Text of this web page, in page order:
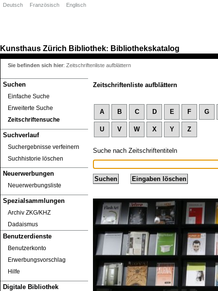
Kunsthaus Zürich Bibliothek: Bibliothekskatalog
Suchen
Einfache Suche
Erweiterte Suche
Zeitschriftensuche
Suchverlauf
Suchergebnisse verfeinern
Suchhistorie löschen
Neuerwerbungen
Neuerwerbungsliste
Spezialsammlungen
Archiv ZKG/KHZ
Dadaismus
Benutzerdienste
Benutzerkonto
Erwerbungsvorschlag
Hilfe
Digitale Bibliothek
Deutsch Französisch Englisch
Sie befinden sich hier: Zeitschriftenliste aufblättern
Zeitschriftenliste aufblättern
A B C D E F G
U V W X Y Z
Suche nach Zeitschriftentiteln